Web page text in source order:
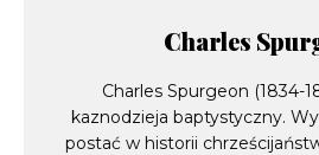
Charles
Charles Spurgeon (1834-
kaznodzieja baptystyczny.
postać w historii